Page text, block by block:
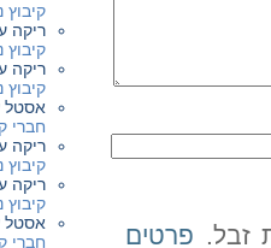
פרטים
קיבוץ
ריקה
קיבוץ
ריקה
קיבוץ
אסטל
חברי
ריקה
קיבוץ
ריקה
קיבוץ
אסטל
חברי